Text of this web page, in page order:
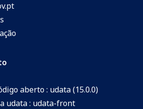
aberto : udata (15.0.0)
udata : udata-front